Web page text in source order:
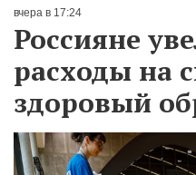
вчера в 17:24
Россияне
расходы на
здоровый